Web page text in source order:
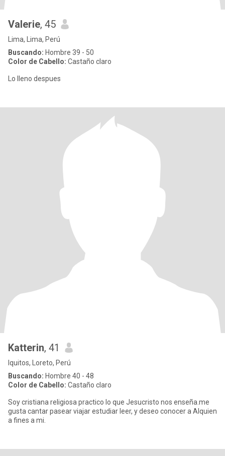
Valerie, 45
Lima, Lima, Perú
Buscando: Hombre 39 - 50
Color de Cabello: Castaño claro
Lo lleno despues
Katterin, 41
Iquitos, Loreto, Perú
Buscando: Hombre 40 - 48
Color de Cabello: Castaño claro
Soy cristiana religiosa practico lo que Jesucristo nos enseña.me
gusta cantar pasear viajar estudiar leer, y deseo conocer a Alquien
a fines a mi.